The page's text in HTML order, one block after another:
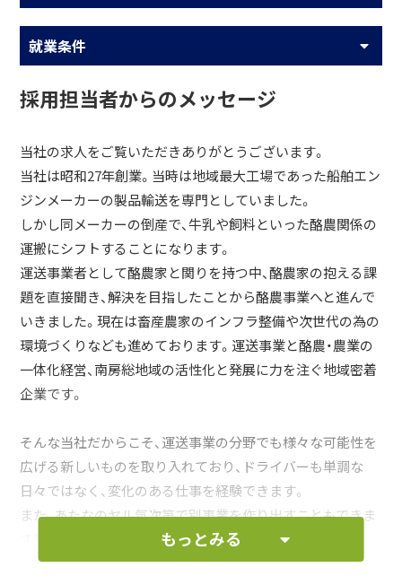
就業条件
採用担当者からのメッセージ
当社の求人をご覧いただきありがとうございます。
当社は昭和27年創業。当時は地域最大工場であった船舶エン
ジンメーカーの製品輸送を専門としていました。
しかし同メーカーの倒産で、牛乳や飼料といった酪農関係の
運搬にシフトすることになります。
運送事業者として酪農家と関りを持つ中、酪農家の抱える課
題を直接聞き、解決を目指したことから酪農事業へと進んで
いきました。現在は畜産農家のインフラ整備や次世代の為の
環境づくりなども進めております。運送事業と酪農・農業の
一体化経営、南房総地域の活性化と発展に力を注ぐ地域密着
企業です。
そんな当社だからこそ、運送事業の分野でも様々な可能性を
広げる新しいものを取り入れており、ドライバーも単調な
日々ではなく、変化のある仕事を経験できます。
また、あたなのヤル気次第で別事業を作り出すこともできま
ご不明な点はお気軽にお問合せください。ご応募お待ちして
もっとみる